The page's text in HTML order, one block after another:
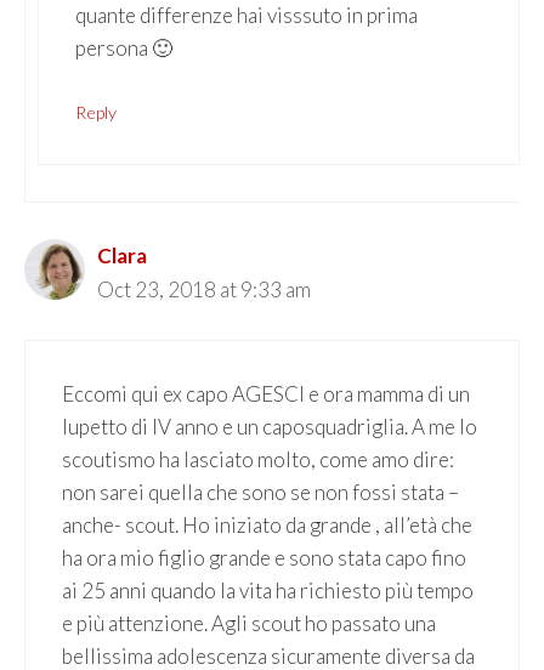
quante differenze hai visssuto in prima
persona 🙂
Reply
Clara
Oct 23, 2018 at 9:33 am
Eccomi qui ex capo AGESCI e ora mamma di un
lupetto di IV anno e un caposquadriglia. A me lo
scoutismo ha lasciato molto, come amo dire:
non sarei quella che sono se non fossi stata –
anche- scout. Ho iniziato da grande , all’età che
ha ora mio figlio grande e sono stata capo fino
ai 25 anni quando la vita ha richiesto più tempo
e più attenzione. Agli scout ho passato una
bellissima adolescenza sicuramente diversa da